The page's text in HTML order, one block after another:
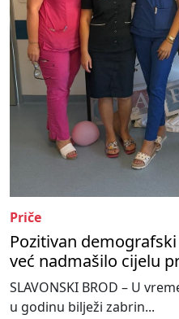
Priče
Pozitivan
već nadmašilo cijelu
SLAVONSKI BROD – U
u godinu bilježi zabrin...